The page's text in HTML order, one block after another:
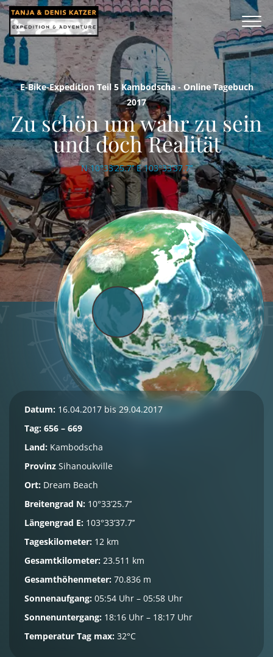
E-Bike-Expedition Teil 5 Kambodscha - Online Tagebuch
2017
Zu schön um wahr zu sein
und doch Realität
N 10°33’25.7’’ E 103°33’37.7’’
Datum: 16.04.2017 bis 29.04.2017
Tag: 656 – 669
Land: Kambodscha
Provinz Sihanoukville
Ort: Dream Beach
Breitengrad N: 10°33’25.7’’
Längengrad E: 103°33’37.7’’
Tageskilometer: 12 km
Gesamtkilometer: 23.511 km
Gesamthöhenmeter: 70.836 m
Sonnenaufgang: 05:54 Uhr – 05:58 Uhr
Sonnenuntergang: 18:16 Uhr – 18:17 Uhr
Temperatur Tag max: 32°C